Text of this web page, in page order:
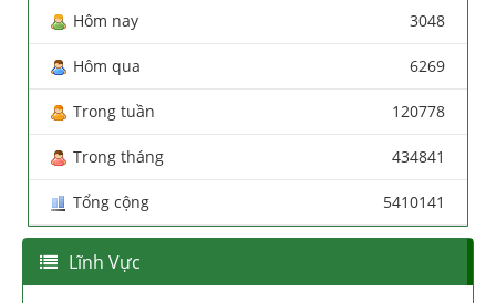
Hôm nay 3048
Hôm qua 6269
Trong tuần 120778
Trong tháng 434841
Tổng cộng 5410141
Lĩnh Vực